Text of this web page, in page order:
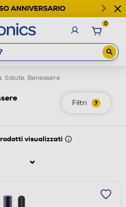
ANNIVERSARIO
0
Salute, Benessere
Filtri 7
visualizzati